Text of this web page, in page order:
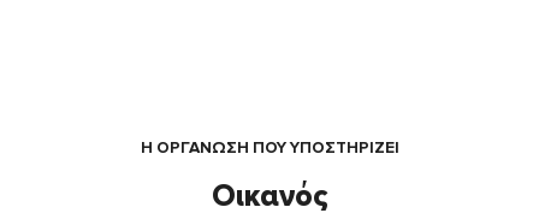
Η ΟΡΓΆΝΩΣΗ ΠΟΥ ΥΠΟΣΤΗΡΙΖΕΙ
Οικανός